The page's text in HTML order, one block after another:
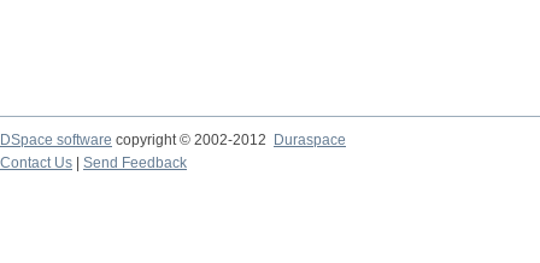
DSpace software copyright © 2002-2012
Duraspace
Contact Us
Send Feedback